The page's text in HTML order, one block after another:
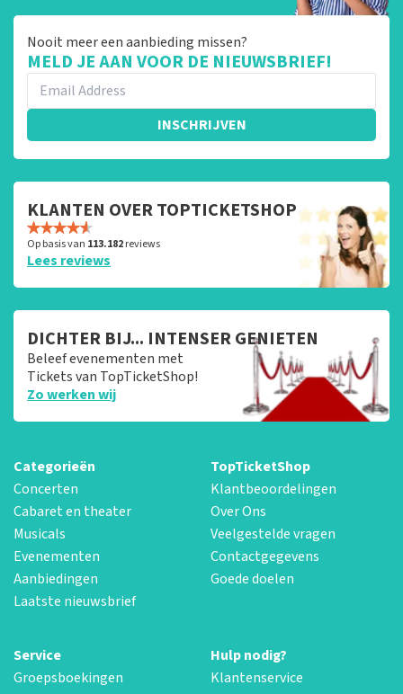
Nooit meer een aanbieding missen?
MELD JE AAN VOOR DE NIEUWSBRIEF!
INSCHRIJVEN
KLANTEN OVER TOPTICKETSHOP
Op basis van 113.182reviews
Lees reviews
DICHTER BIJ... INTENSER GENIETEN
Beleef evenementen met
Tickets van TopTicketShop!
Zo werken wij
Categorieën
Concerten
Cabaret en theater
Musicals
Evenementen
Aanbiedingen
Laatste nieuwsbrief
TopTicketShop
Klantbeoordelingen
Over Ons
Veelgestelde vragen
Contactgegevens
Goede doelen
Service
Groepsboekingen
Hulp nodig?
Klantenservice